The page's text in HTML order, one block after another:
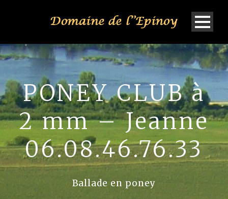
PONEY CLUB à
2 mm – Jeanne
06.08.46.76.33
Ballade en poney